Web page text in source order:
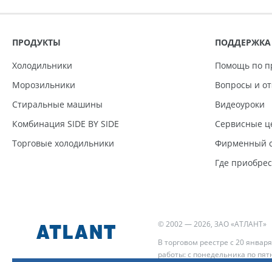
ПРОДУКТЫ
Холодильники
Морозильники
Стиральные машины
Комбинация SIDE BY SIDE
Торговые холодильники
ПОДДЕРЖКА
Помощь по
Вопросы и
Видеоуроки
Сервисные
Фирменный
Где
© 2002 — 2026, ЗАО «АТЛАНТ»
В торговом реестре с 20
работы: с понедельника по